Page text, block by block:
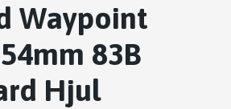
Waypoint
83B
Hjul